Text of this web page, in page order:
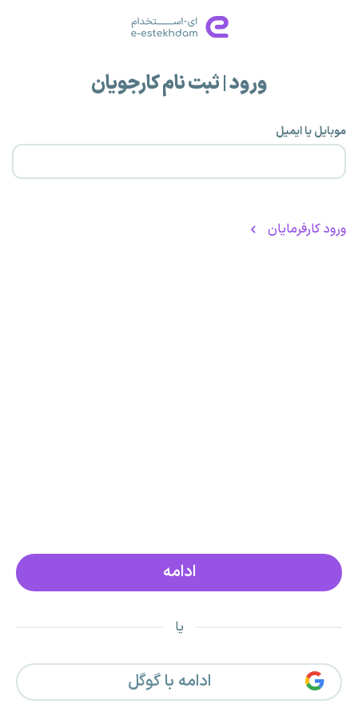
ورود | ثبت نام کارجویان
موبایل یا ایمیل
ورود کارفرمایان
یا
ادامه با گوگل